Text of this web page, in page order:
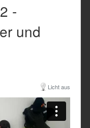
-
und
Licht aus